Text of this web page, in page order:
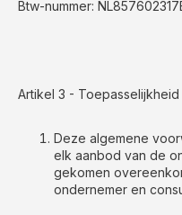
Btw-nummer:
Artikel 3 - Toepasselijkheid
Deze algemene
elk aanbod van de
gekomen
ondernemer en